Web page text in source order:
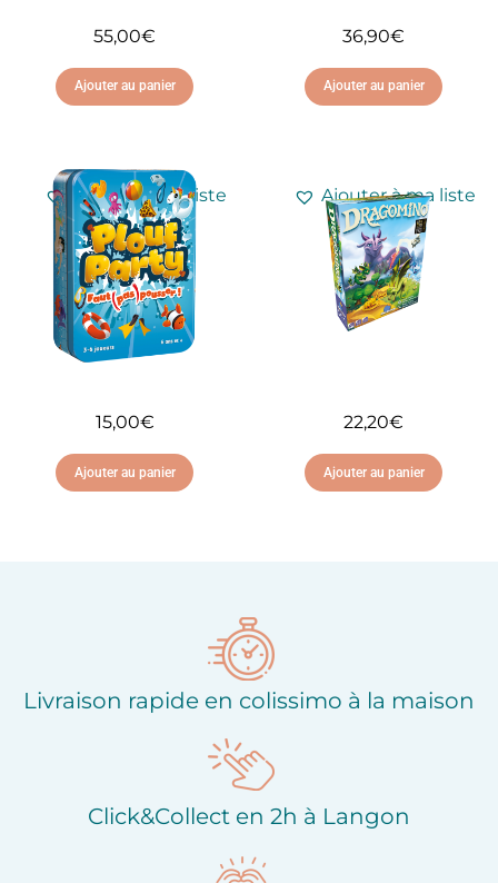
55,00€
Ajouter au panier
Ajouter à ma liste
d'envies
36,90€
Ajouter au panier
Ajouter à ma liste
d'envies
15,00€
Ajouter au panier
22,20€
Ajouter au panier
Livraison rapide en colissimo à la maison
Click&Collect en 2h à Langon